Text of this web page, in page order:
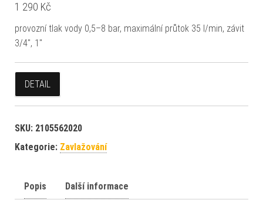
1 290 Kč
provozní tlak vody 0,5–8 bar, maximální průtok 35 l/min, závit
3/4", 1"
DETAIL
SKU: 2105562020
Kategorie: Zavlažování
Popis Další informace